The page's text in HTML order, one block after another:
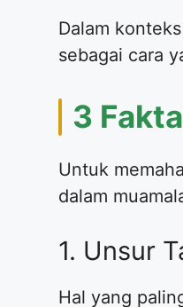
​Dalam
sebagai cara
​3
​Untuk
dalam
​1. Unsur
​Hal yang